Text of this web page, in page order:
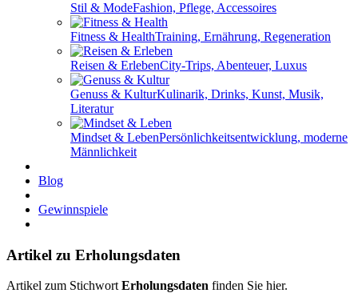
Stil & ModeFashion, Pflege, Accessoires
Fitness & HealthTraining, Ernährung, Regeneration
Reisen & ErlebenCity-Trips, Abenteuer, Luxus
Genuss & KulturKulinarik, Drinks, Kunst, Musik,
Literatur
Mindset & LebenPersönlichkeitsentwicklung, moderne
Männlichkeit
Blog
Gewinnspiele
Artikel zu Erholungsdaten
Artikel zum StichwortErholungsdaten finden Sie hier.